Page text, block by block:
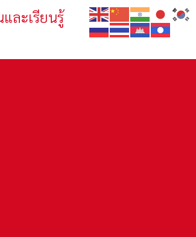
ละเรียนรู้